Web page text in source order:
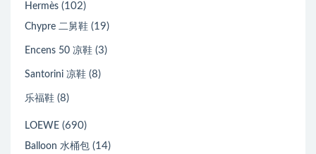
Hermès (102)
Chypre 二舅鞋 (19)
Encens 50 凉鞋 (3)
Santorini 凉鞋 (8)
乐福鞋 (8)
LOEWE (690)
Balloon 水桶包 (14)